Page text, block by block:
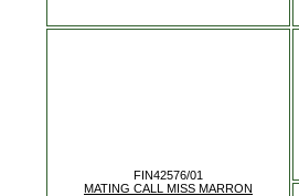
FIN42576/01
MATING CALL MISS MARRON